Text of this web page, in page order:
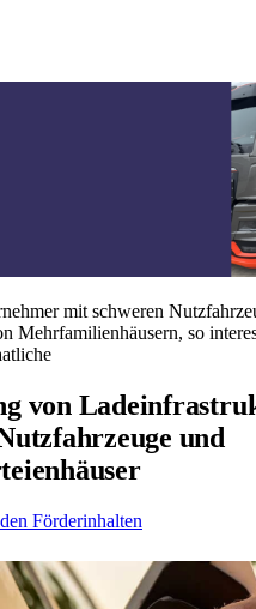
mit schweren
Mehrfamilienhäusern, so
von
und
Förderinhalten